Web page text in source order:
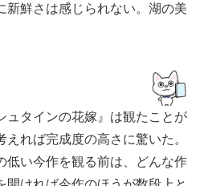
新鮮さは感じられない。湖の美
ュタインの花嫁』は観たことが
れば完成度の高さに驚いた。
低い今作を観る前は、どんな作